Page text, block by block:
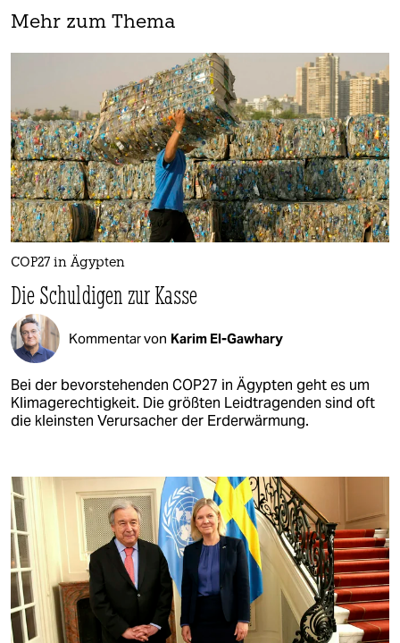
Mehr zum Thema
COP27 in Ägypten
Die Schuldigen zur Kasse
Kommentar von Karim El-Gawhary
Bei der bevorstehenden COP27 in Ägypten geht es um
Klimagerechtigkeit. Die größten Leidtragenden sind oft
die kleinsten Verursacher der Erderwärmung.